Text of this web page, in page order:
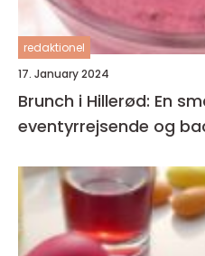
redaktionel
17. January 2024
Brunch i Hillerød: En
eventyrrejsende og